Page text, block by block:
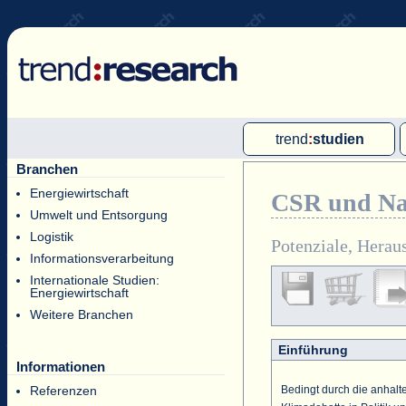
trend:studien
Single-Client-Studien
Branchen
Energiewirtschaft
Umwelt und Entsorgung
Logistik
Informationsverarbeitung
Internationale Studien:
Energiewirtschaft
Weitere Branchen
Informationen
Referenzen
CSR und
Potenziale,
Einführung
Bedingt durch die